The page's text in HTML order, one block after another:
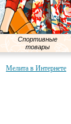
Спортивные
товары
Мелита в Интернете